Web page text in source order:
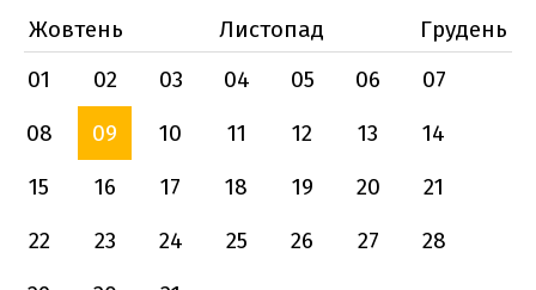
Жовтень
Листопад
Грудень
01
02 03 04 05 06
07
08
09 10 11 12 13
14
15
16 17 18 19 20
21
22
23 24 25 26 27
28